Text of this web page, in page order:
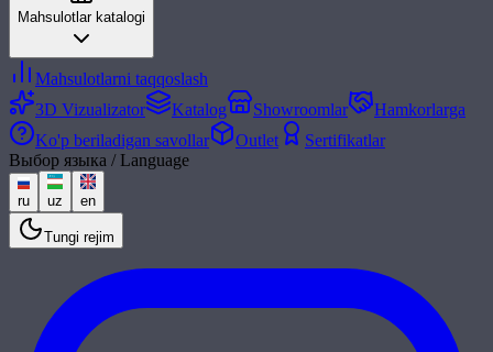
Mahsulotlar katalogi
Mahsulotlarni taqqoslash
3D Vizualizator
Katalog Showroomlar
Hamkorlarga
Ko'p beriladigan savollar
Outlet
Sertifikatlar
Выбор языка / Language
ru uz en
Tungi rejim